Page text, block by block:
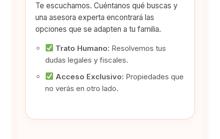
Te escuchamos. Cuéntanos qué buscas y
una asesora experta encontrará las
opciones que se adapten a tu familia.
Trato Humano: Resolvemos tus
dudas legales y fiscales.
Acceso Exclusivo: Propiedades que
no verás en otro lado.